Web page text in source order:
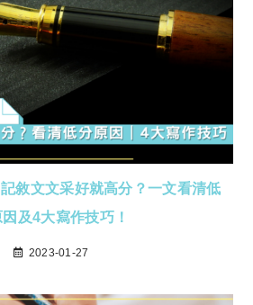
敘文文采好就高分？一文看清低
及4大寫作技巧！
2023-01-27